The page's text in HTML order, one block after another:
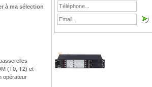
à ma sélection
(T0, T2) et
opérateur